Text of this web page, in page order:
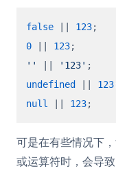
false || 123
0 || 123
''
|| '123'
undefined || 123
null
|| 123
可是在有些情况下
或运算符时，会导致